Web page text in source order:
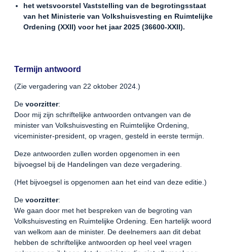
het wetsvoorstel Vaststelling van de begrotingsstaat
van het Ministerie van Volkshuisvesting en Ruimtelijke
Ordening (XXII) voor het jaar 2025 (36600-XXII).
Termijn antwoord
(Zie vergadering van 22 oktober 2024.)
De voorzitter:
Door mij zijn schriftelijke antwoorden ontvangen van de
minister van Volkshuisvesting en Ruimtelijke Ordening,
viceminister-president, op vragen, gesteld in eerste termijn.
Deze antwoorden zullen worden opgenomen in een
bijvoegsel bij de Handelingen van deze vergadering.
(Het bijvoegsel is opgenomen aan het eind van deze editie.)
De voorzitter:
We gaan door met het bespreken van de begroting van
Volkshuisvesting en Ruimtelijke Ordening. Een hartelijk woord
van welkom aan de minister. De deelnemers aan dit debat
hebben de schriftelijke antwoorden op heel veel vragen